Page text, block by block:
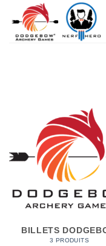
Passer
contenu
BILLETS
3 PRODUITS